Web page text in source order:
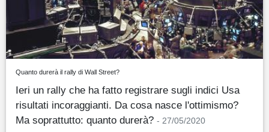
Quanto durerà il rally di Wall Street?
Ieri un rally che ha fatto registrare sugli indici Usa
risultati incoraggianti. Da cosa nasce l'ottimismo?
Ma soprattutto: quanto durerà? - 27/05/2020